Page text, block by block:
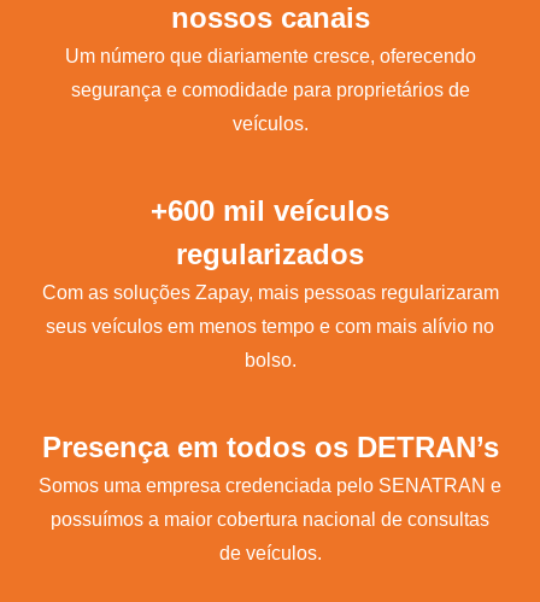
nossos canais
Um número que diariamente cresce, oferecendo
segurança e comodidade para proprietários de
veículos.
+600 mil veículos
regularizados
Com as soluções Zapay, mais pessoas regularizaram
seus veículos em menos tempo e com mais alívio no
bolso.
Presença em todos os DETRAN’s
Somos uma empresa credenciada pelo SENATRAN e
possuímos a maior cobertura nacional de consultas
de veículos.